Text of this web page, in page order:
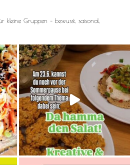
kleine Gruppen – bewusst, saisonal,